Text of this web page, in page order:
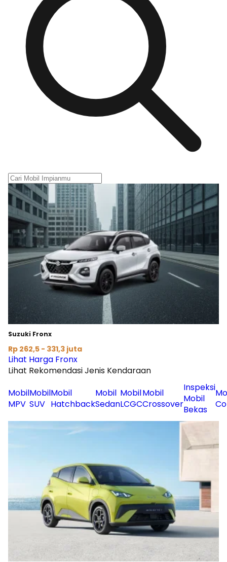
Suzuki Fronx
Rp 262,5 - 331,3 juta
Lihat Harga Fronx
Lihat Rekomendasi Jenis Kendaraan
Mobil
MPV
Mobil
SUV
Mobil
Hatchback
Mobil
Sedan
Mobil
LCGC
Mobil
Crossover
Inspeksi
Mobil
Bekas